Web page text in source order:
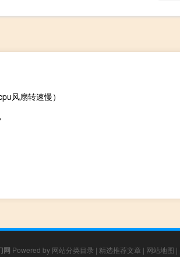
风扇转速慢）
网 Powered by 网站分类目录 | 精选推荐文章 | 网站地图 |